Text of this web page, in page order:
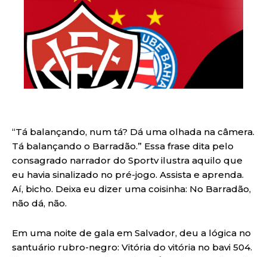
“Tá balançando, num tá? Dá uma olhada na câmera.
Tá balançando o Barradão.” Essa frase dita pelo
consagrado narrador do Sportv ilustra aquilo que
eu havia sinalizado no pré-jogo. Assista e aprenda.
Aí, bicho. Deixa eu dizer uma coisinha: No Barradão,
não dá, não.
Em uma noite de gala em Salvador, deu a lógica no
santuário rubro-negro: Vitória do vitória no bavi 504.